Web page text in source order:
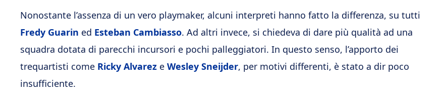
Nonostante l’assenza di un vero playmaker, alcuni interpreti hanno fatto la differenza, su tutti
Fredy Guarin ed Esteban Cambiasso. Ad altri invece, si chiedeva di dare più qualità ad una
squadra dotata di parecchi incursori e pochi palleggiatori. In questo senso, l’apporto dei
trequartisti come Ricky Alvarez e Wesley Sneijder, per motivi differenti, è stato a dir poco
insufficiente.